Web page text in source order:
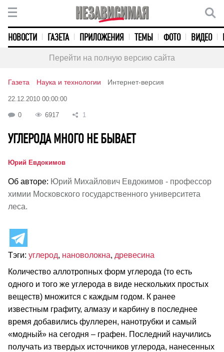
НОВОСТИ ГАЗЕТА ПРИЛОЖЕНИЯ ТЕМЫ ФОТО ВИДЕО
Перейти на полную версию сайта
Газета Наука и технологии Интернет-версия
22.12.2010 00:00:00
0 6917 1
УГЛЕРОДА МНОГО НЕ БЫВАЕТ
Юрий Евдокимов
Об авторе: Юрий Михайлович Евдокимов - профессор
химии Московского государственного университета
леса.
Тэги: углерод, нановолокна, древесина
Количество аллотропных форм углерода (то есть
одного и того же углерода в виде нескольких простых
веществ) множится с каждым годом. К ранее
известным графиту, алмазу и карбину в последнее
время добавились фуллерен, нанотрубки и самый
«модный» на сегодня – графен. Последний научились
получать из твердых источников углерода, нанесенных